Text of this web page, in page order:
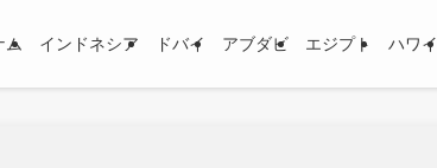
ム インドネシア ドバイ アブダビ エジプト ハワイ